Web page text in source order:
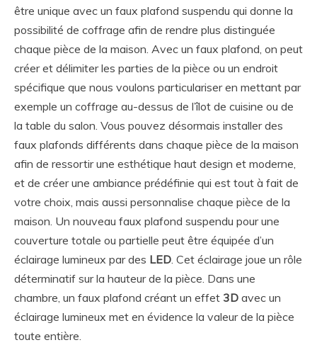
être unique avec un faux plafond suspendu qui donne la
possibilité de coffrage afin de rendre plus distinguée
chaque pièce de la maison. Avec un faux plafond, on peut
créer et délimiter les parties de la pièce ou un endroit
spécifique que nous voulons particulariser en mettant par
exemple un coffrage au-dessus de l’îlot de cuisine ou de
la table du salon. Vous pouvez désormais installer des
faux plafonds différents dans chaque pièce de la maison
afin de ressortir une esthétique haut design et moderne,
et de créer une ambiance prédéfinie qui est tout à fait de
votre choix, mais aussi personnalise chaque pièce de la
maison. Un nouveau faux plafond suspendu pour une
couverture totale ou partielle peut être équipée d’un
éclairage lumineux par des LED . Cet éclairage joue un rôle
déterminatif sur la hauteur de la pièce. Dans une
chambre, un faux plafond créant un effet 3D avec un
éclairage lumineux met en évidence la valeur de la pièce
toute entière.